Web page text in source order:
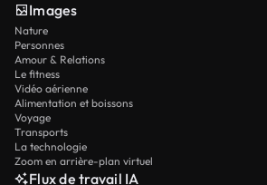
Images
Nature
Personnes
Amour & Relations
Le fitness
Vidéo aérienne
Alimentation et boissons
Voyage
Transports
La technologie
Zoom en arrière-plan virtuel
Flux de travail IA